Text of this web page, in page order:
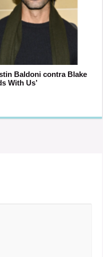
Baldoni contra Blake
With Us’